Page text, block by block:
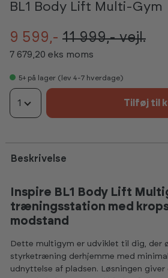
BL1 Body Lift Multi-Gym
9 599,- 11 999,-vejl.
7 679,20 eks moms
5+ på lager (lev 4-7 hverdage)
1 Tilføj til
Beskrivelse
Inspire BL1 Body Lift
træningsstation med
modstand
Dette multigym er udviklet til dig, der
styrketræning derhjemme med
udnyttelse af pladsen. Løsningen